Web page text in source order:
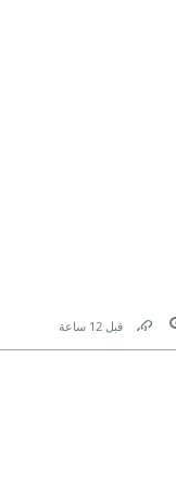
Link
قبل 12 ساعة